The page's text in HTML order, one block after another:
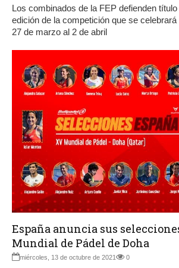
Los combinados de la FEP defienden
edición de la competición que se
27 de marzo al 2 de abril
España anuncia sus
Mundial de Pádel de Doha
miércoles, 13 de octubre de 2021 0